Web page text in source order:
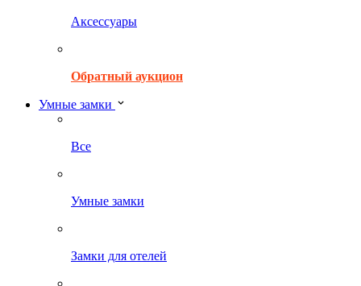
Аксессуары
Обратный аукцион
Умные замки
Все
Умные замки
Замки для отелей